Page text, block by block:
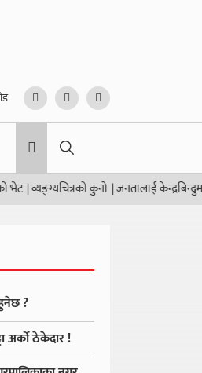
कुनो|जनतालाई केन्द्रबिन्दुमा
?
अर्को ठेकेदार !